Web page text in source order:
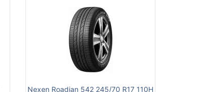
Nexen Roadian 542 245/70 R17 110H